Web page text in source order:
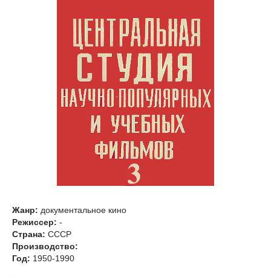
Жанр: документальное кино
Режиссер: -
Страна: СССР
Производство:
Год: 1950-1990